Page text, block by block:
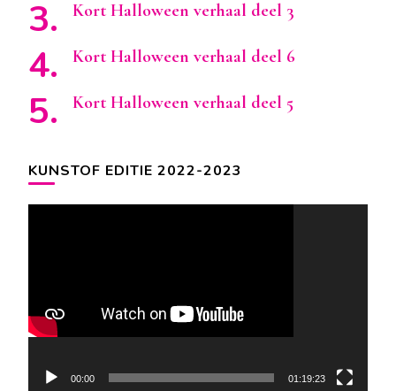
Kort Halloween verhaal deel 3
Kort Halloween verhaal deel 6
Kort Halloween verhaal deel 5
KUNSTOF EDITIE 2022-2023
00:00 01:19:23